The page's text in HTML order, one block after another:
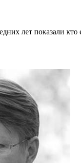
лет показали кто